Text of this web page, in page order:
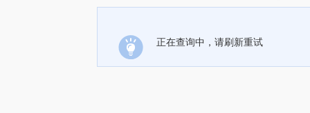
正在查询中，请刷新重试